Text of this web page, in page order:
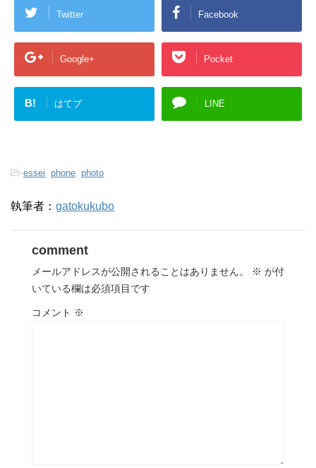
Twitter Facebook
Google+ Pocket
B! はてブ LINE
-essei phone photo
執筆者： gatokukubo
comment
メールアドレスが公開されることはありません。 ※ が付
いている欄は必須項目です
コメント ※